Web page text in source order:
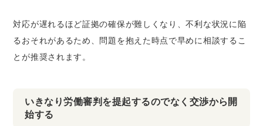
対応が遅れるほど証拠の確保が難しくなり、不利な状況に陥
るおそれがあるため、問題を抱えた時点で早めに相談するこ
とが推奨されます。
いきなり労働審判を提起するのでなく交渉から開
始する